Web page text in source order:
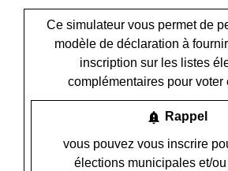
Ce simulateur vous permet de
modèle de déclaration à
inscription sur les listes
complémentaires pour voter
notification_important Rappel
vous pouvez vous inscrire
élections municipales et/